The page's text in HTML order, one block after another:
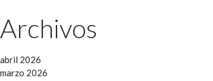
Archivos
abril 2026
marzo 2026